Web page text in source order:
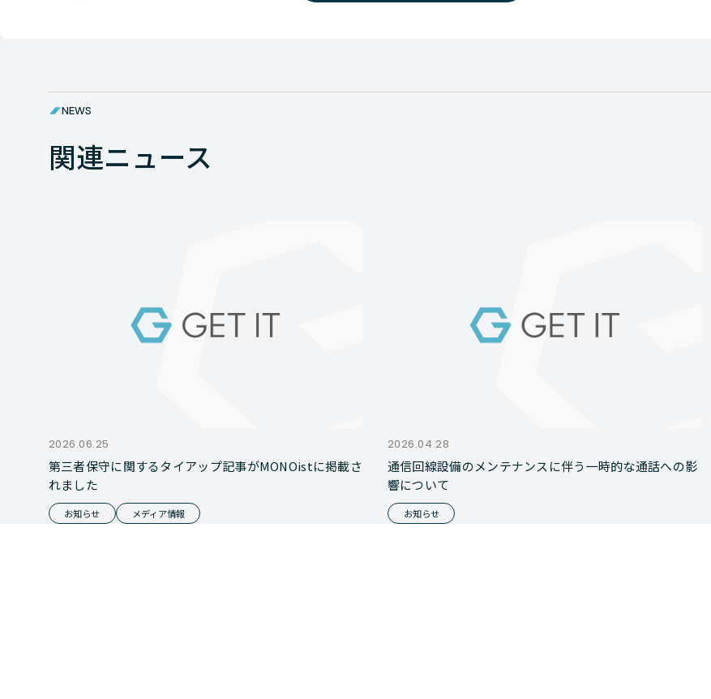
NEWS
関連ニュース
2026.06.25
第三者保守に関するタイアップ記事がMONOistに掲載さ
れました
お知らせ メディア情報
2026.04.28
通信回線設備のメンテナンスに伴う一時的な通話への影
響について
お知らせ